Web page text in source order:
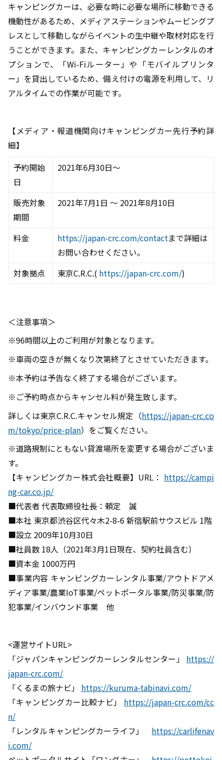
キャンピングカーは、必要な時に必要な場所に移動できる
機動性があるため、メディアステーションやムービングプ
レスとして移動しながらイベントの生中継や取材対応を行
うことができます。また、キャンピングカーレンタルのオ
プションで、「Wi-Fiルーター」や「モバイルプリンタ
ー」を貸出しているため、備え付けの電源を利用して、リ
アルタイムでの作業が可能です。
【メディア・報道機関向けキャンピングカー先行予約詳
細】
予約開始
日
2021年6月30日～
販売対象
期間
2021年7月1日 ～ 2021年8月10日
料金 https://japan-crc.com/contactまで詳細は
お問い合わせください。
対象拠点
東京C.R.C.( https://japan-crc.com/)
＜注意事項＞
※96時間以上のご利用が対象となります。
※車両の空きが無くなり次第終了とさせていただきます。
※本予約は予告なく終了する場合がございます。
※ご予約時点からキャンセル料が発生致します。
詳しくは東京C.R.C.キャンセル規定（https://japan-crc.co
m/tokyo/price-plan）をご覧ください。
※道路規制にともない貸渡場所を変更する場合がございま
す。
【キャンピングカー株式会社概要】URL： https://campi
ng-car.co.jp/
■代表者 代表取締役社長：頼定 誠
■本社 東京都渋谷区代々木2-8-6 新宿駅前サウスビル 1階
■設立 2009年10月30日
■社員数 18人（2021年3月1日現在、契約社員含む）
■資本金 1000万円
■事業内容 キャンピングカーレンタル事業/アウトドアメ
ディア事業/農業IoT事業/ペットポータル事業/防災事業/防
犯事業/インバウンド事業 他
<運営サイトURL>
「ジャパンキャンピングカーレンタルセンター」 https://
japan-crc.com/
「くるまの旅ナビ」 https://kuruma-tabinavi.com/
「キャンピングカー比較ナビ」 https://japan-crc.com/cc
n/
「レンタルキャンピングカーライフ」 https://carlifenav
i.com/